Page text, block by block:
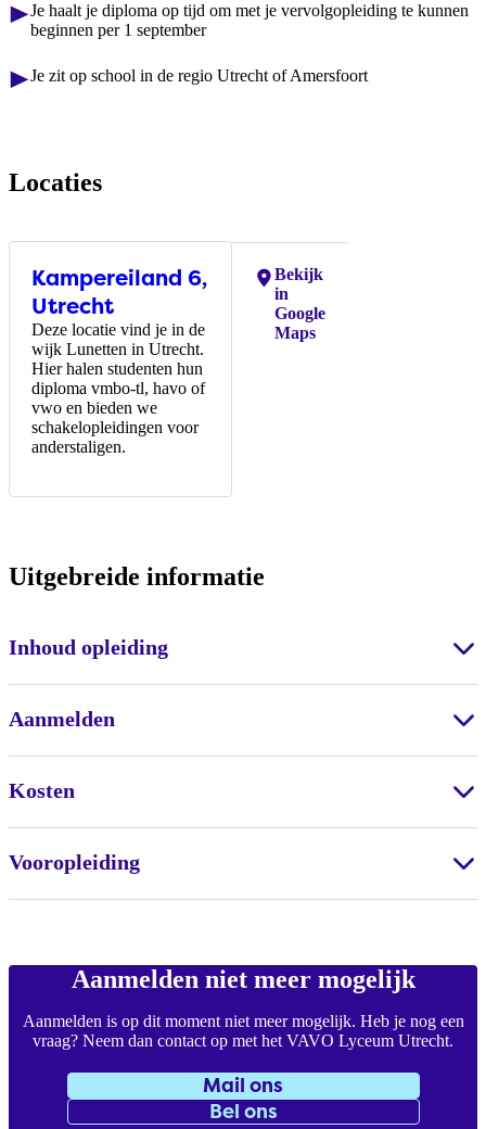
Je haalt je diploma op tijd om met je vervolgopleiding te kunnen
beginnen per 1 september
Je zit op school in de regio Utrecht of Amersfoort
Locaties
Kampereiland 6,
Utrecht
Deze locatie vind je in de
wijk Lunetten in Utrecht.
Hier halen studenten hun
diploma vmbo-tl, havo of
vwo en bieden we
schakelopleidingen voor
anderstaligen.
Locaties:
Bekijk
in
Google
Maps
Uitgebreide informatie
Inhoud opleiding
Aanmelden
Kosten
Vooropleiding
Aanmelden niet meer mogelijk
Aanmelden is op dit moment niet meer mogelijk. Heb je nog een
vraag? Neem dan contact op met het VAVO Lyceum Utrecht.
Mail ons
Bel ons